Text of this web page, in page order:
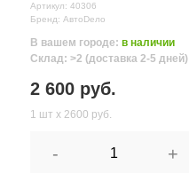
Артикул: 40306
Бренд: АвтоDело
В вашем городе: в наличии
Склад: >2 (доставка 2-5 дней)
2 600 руб.
1 шт х 2600 руб.
- +